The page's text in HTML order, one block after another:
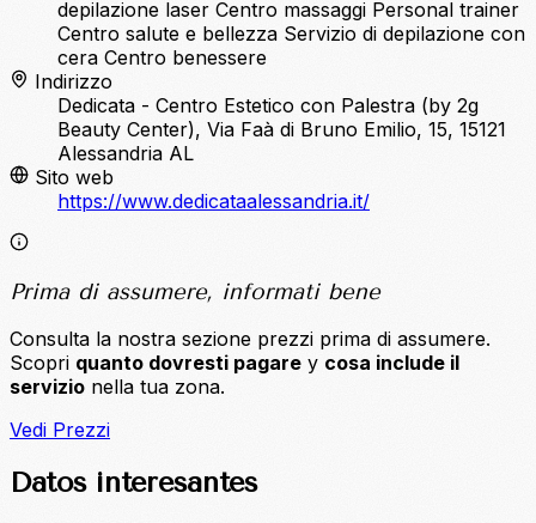
depilazione laser Centro massaggi Personal trainer
Centro salute e bellezza Servizio di depilazione con
cera Centro benessere
Indirizzo
Dedicata - Centro Estetico con Palestra (by 2g
Beauty Center), Via Faà di Bruno Emilio, 15, 15121
Alessandria AL
Sito web
https://www.dedicataalessandria.it/
Prima di assumere, informati bene
Consulta la nostra sezione prezzi prima di assumere.
Scopri quanto dovresti pagare y cosa include il
servizio nella tua zona.
Vedi Prezzi
Datos interesantes